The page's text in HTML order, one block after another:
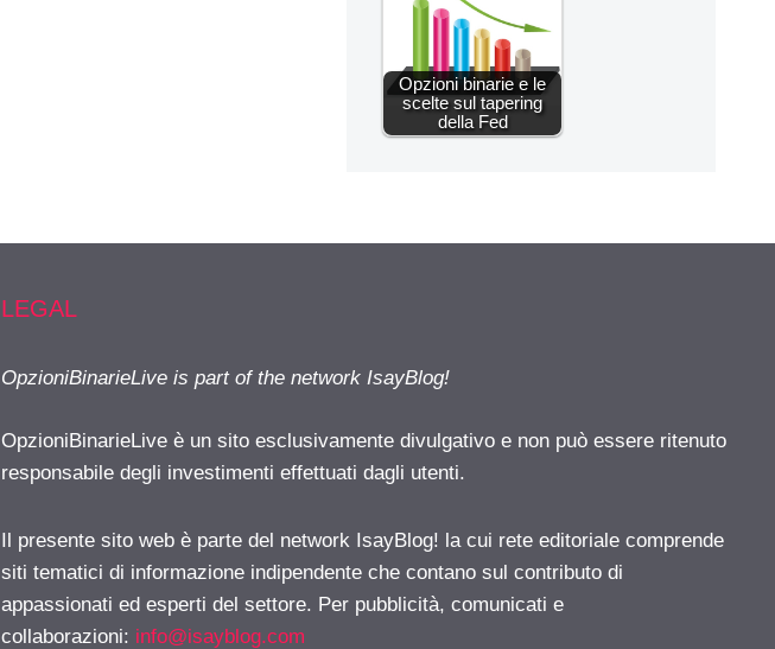
Opzioni binarie e le
scelte sul tapering
della Fed
LEGAL
OpzioniBinarieLive is part of the network IsayBlog!
OpzioniBinarieLive è un sito esclusivamente divulgativo e non può essere ritenuto
responsabile degli investimenti effettuati dagli utenti.
Il presente sito web è parte del network IsayBlog! la cui rete editoriale comprende
siti tematici di informazione indipendente che contano sul contributo di
appassionati ed esperti del settore. Per pubblicità, comunicati e
collaborazioni: info@isayblog.com